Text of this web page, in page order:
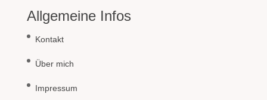
Allgemeine Infos
Kontakt
Über mich
Impressum